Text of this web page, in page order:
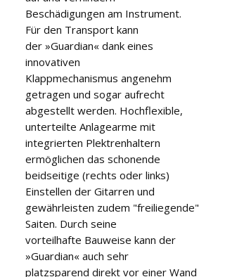
Beschädigungen am Instrument.
Für den Transport kann
der »Guardian« dank eines
innovativen
Klappmechanismus angenehm
getragen und sogar aufrecht
abgestellt werden. Hochflexible,
unterteilte Anlagearme mit
integrierten Plektrenhaltern
ermöglichen das schonende
beidseitige (rechts oder links)
Einstellen der Gitarren und
gewährleisten zudem "freiliegende"
Saiten. Durch seine
vorteilhafte Bauweise kann der
»Guardian« auch sehr
platzsparend direkt vor einer Wand